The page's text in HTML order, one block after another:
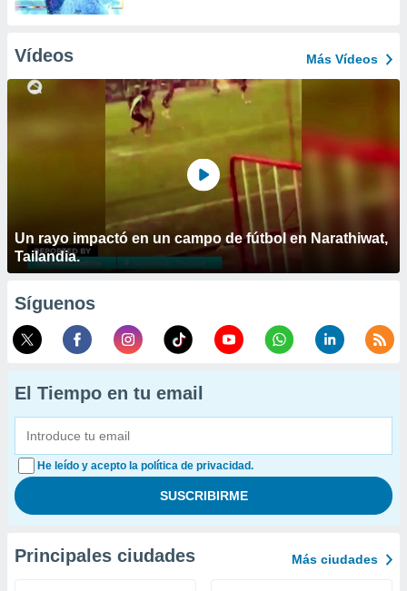
Vídeos Más Vídeos
Un rayo impactó en un campo de fútbol en Narathiwat,
Tailandia.
Síguenos
El Tiempo en tu email
He leído y acepto la política de privacidad.
Principales ciudades Más ciudades